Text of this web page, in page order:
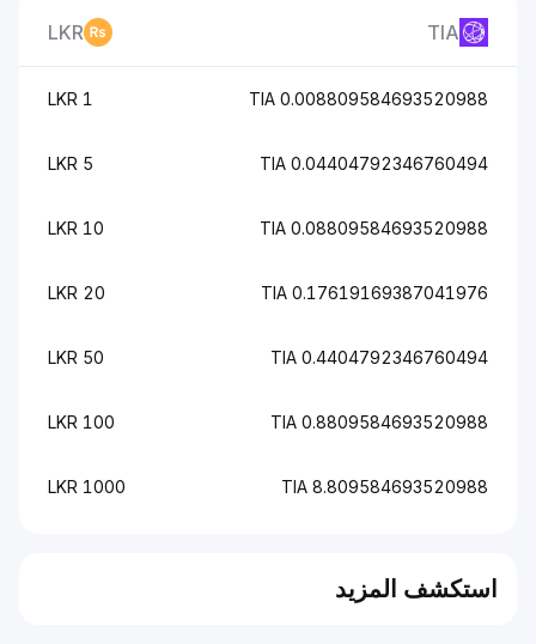
TIA
LKR
0.008809584693520988 TIA
1 LKR
0.04404792346760494 TIA
5 LKR
0.08809584693520988 TIA
10 LKR
0.17619169387041976 TIA
20 LKR
0.4404792346760494 TIA
50 LKR
0.8809584693520988 TIA
100 LKR
8.809584693520988 TIA
1000 LKR
استكشف المزيد